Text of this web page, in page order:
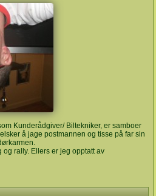
Kunderådgiver/ Biltekniker, er samboer
å jage postmannen og tisse på far sin
og rally. Ellers er jeg opptatt av